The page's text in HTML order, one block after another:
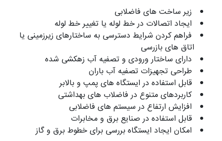
زیر ساخت های فاضلابی
ایجاد اتصالات در خط لوله یا تغییر خط لوله
فراهم کردن شرایط دسترسی به ساختارهای زیرزمینی یا
اتاق های بازرسی
دارای ساختار ورودی و تصفیه آب زهکشی شده
طراحی تجهیزات تصفیه آب باران
قابل استفاده در ایستگاه های پمپ و بالابر
کاربردهای متنوع در فاضلاب های بهداشتی
افزایش ارتفاع در سیستم های فاضلابی
قابل استفاده در صنایع برق و مخابرات
امکان ایجاد ایستگاه بررسی برای خطوط برق و گاز